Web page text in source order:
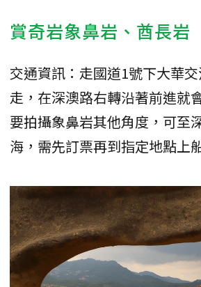
賞奇岩象鼻岩、酋長岩
交通資訊：走國道1號下大華
走，在深澳路右轉沿著前進就
要拍攝象鼻岩其他角度，可至
海，需先訂票再到指定地點上